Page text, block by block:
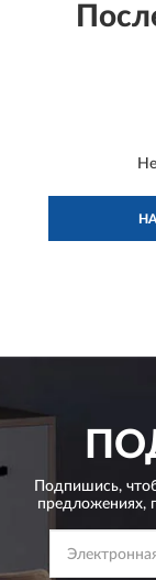
Подпишись,
предложениях,